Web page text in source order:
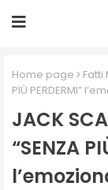
Home page Fatti
PIÙ PERDERMI”
JACK
“SENZA